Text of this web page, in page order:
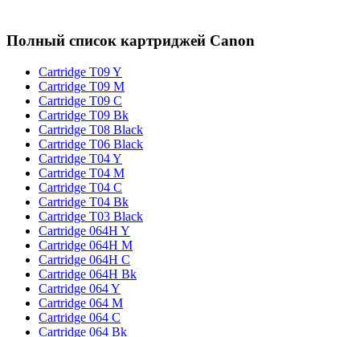
Полный список картриджей Canon
Cartridge T09 Y
Cartridge T09 M
Cartridge T09 C
Cartridge T09 Bk
Cartridge T08 Black
Cartridge T06 Black
Cartridge T04 Y
Cartridge T04 M
Cartridge T04 C
Cartridge T04 Bk
Cartridge T03 Black
Cartridge 064H Y
Cartridge 064H M
Cartridge 064H C
Cartridge 064H Bk
Cartridge 064 Y
Cartridge 064 M
Cartridge 064 C
Cartridge 064 Bk